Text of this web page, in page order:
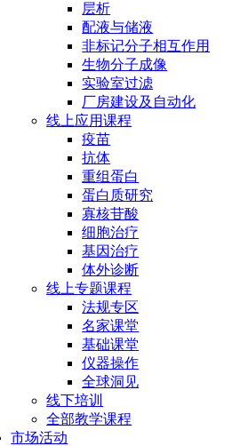
层析
配液与储液
非标记分子相互作用
生物分子成像
实验室过滤
厂房建设及自动化
线上应用课程
疫苗
抗体
重组蛋白
蛋白质研究
寡核苷酸
细胞治疗
基因治疗
体外诊断
线上专题课程
法规专区
名家课堂
基础课堂
仪器操作
全球洞见
线下培训
全部教学课程
市场活动